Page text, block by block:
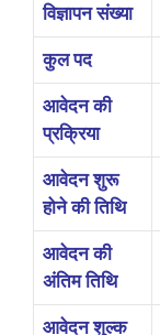
विज्ञापन संख्या
कुल पद
आवेदन की
प्रक्रिया
आवेदन शुरू
होने की तिथि
आवेदन की
अंतिम तिथि
आवेदन शुल्क